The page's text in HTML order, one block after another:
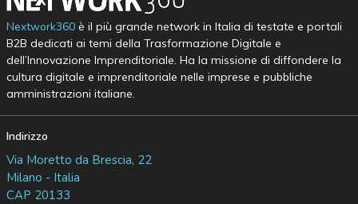
Nextwork360è il più grande network in Italia di testate e portali
B2B dedicati ai temi della Trasformazione Digitale e
dell’Innovazione Imprenditoriale. Ha la missione di diffondere la
cultura digitale e imprenditoriale nelle imprese e pubbliche
amministrazioni italiane.
Indirizzo
Via Moretto da Brescia, 22
Milano - Italia
CAP 20133